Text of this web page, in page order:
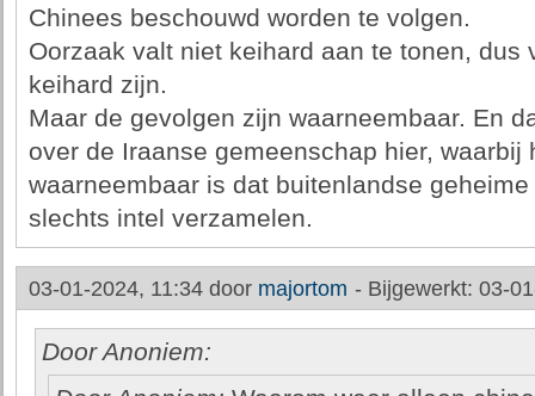
Chinees beschouwd worden te volgen.
Oorzaak valt niet keihard aan te tonen, dus
keihard zijn.
Maar de gevolgen zijn waarneembaar. En
over de Iraanse gemeenschap hier, waarbij
waarneembaar is dat buitenlandse
slechts intel verzamelen.
03-01-2024, 11:34 door majortom - Bijgewerkt: 03-
Door Anoniem: